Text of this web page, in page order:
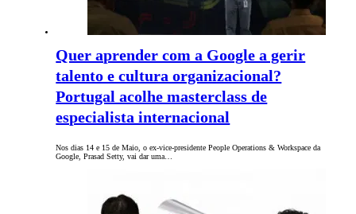
Quer aprender com a Google a gerir
talento e cultura organizacional?
Portugal acolhe masterclass de
especialista internacional
Nos dias 14 e 15 de Maio, o ex-vice-presidente People Operations & Workspace da
Google, Prasad Setty, vai dar uma…